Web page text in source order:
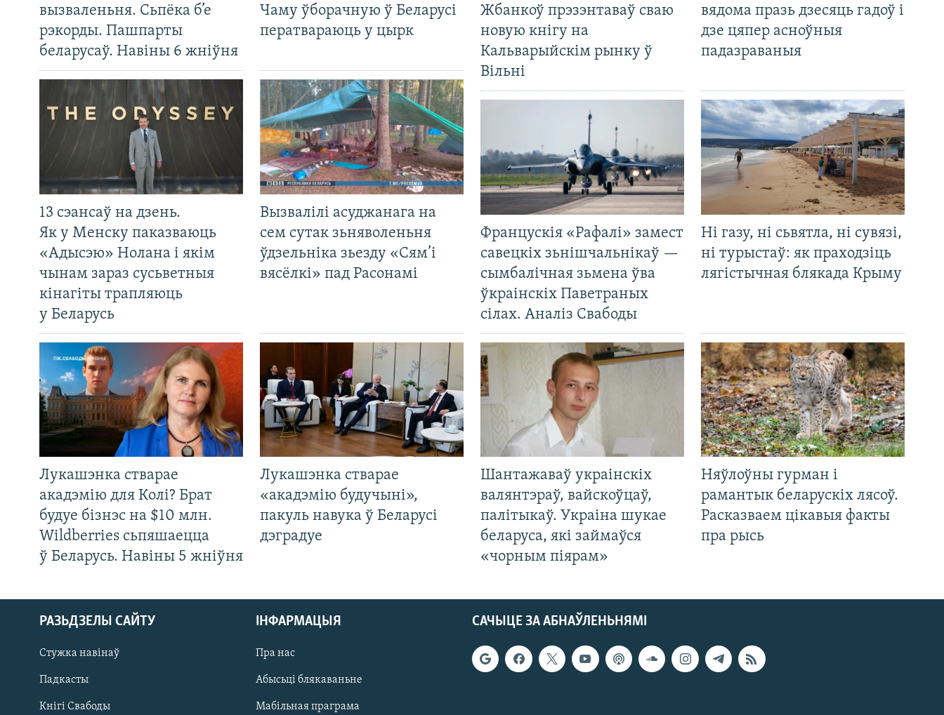
вызваленьня. Сьпёка б’е
рэкорды. Пашпарты
беларусаў. Навіны 6 жніўня
Чаму ўборачную ў Беларусі
ператвараюць у цырк
13 сэансаў на дзень.
Як у Менску паказваюць
«Адысэю» Нолана і якім
чынам зараз сусьветныя
кінагіты трапляюць
у Беларусь
Вызвалілі асуджанага на
сем сутак зьняволеньня
ўдзельніка зьезду «Сям’і
вясёлкі» пад Расонамі
Лукашэнка стварае
акадэмію для Колі? Брат
будуе бізнэс на $10 млн.
Wildberries сьпяшаецца
ў Беларусь. Навіны 5 жніўня
Лукашэнка стварае
«акадэмію будучыні»,
пакуль навука ў Беларусі
дэградуе
Жбанкоў прэзэнтаваў сваю
новую кнігу на
Кальварыйскім рынку ў
Вільні
вядома празь дзесяць гадоў і
дзе цяпер асноўныя
падазраваныя
Францускія «Рафалі» замест
савецкіх зьнішчальнікаў —
сымбалічная зьмена ўва
ўкраінскіх Паветраных
сілах. Аналіз Свабоды
Ні газу, ні сьвятла, ні сувязі,
ні турыстаў: як праходзіць
лягістычная блякада Крыму
Шантажаваў украінскіх
валянтэраў, вайскоўцаў,
палітыкаў. Украіна шукае
беларуса, які займаўся
«чорным піярам»
Няўлоўны гурман і
рамантык беларускіх лясоў.
Расказваем цікавыя факты
пра рысь
САЧЫЦЕ ЗА АБНАЎЛЕНЬНЯМІ
РАЗЬДЗЕЛЫ САЙТУ
Стужка навінаў
Падкасты
Кнігі Свабоды
ІНФАРМАЦЫЯ
Пра нас
Абысьці блякаваньне
Мабільная праграма